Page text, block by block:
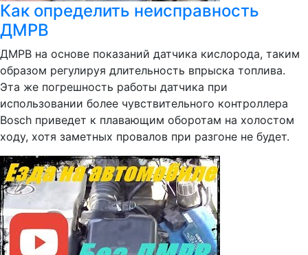
Как определить неисправность
ДМРВ
ДМРВ на основе показаний датчика кислорода, таким
образом регулируя длительность впрыска топлива.
Эта же погрешность работы датчика при
использовании более чувствительного контроллера
Bosch приведет к плавающим оборотам на холостом
ходу, хотя заметных провалов при разгоне не будет.